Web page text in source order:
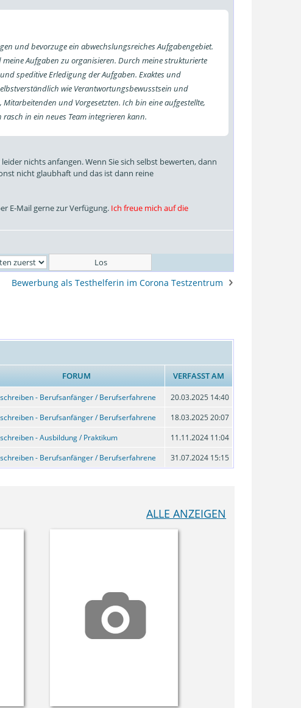
und bevorzuge ein abwechslungsreiches Aufgabengebiet.
Aufgaben zu organisieren. Durch meine strukturierte
speditive Erledigung der Aufgaben. Exaktes und
wie Verantwortungsbewusstsein und
und Vorgesetzten. Ich bin eine aufgestellte,
in ein neues Team integrieren kann.
nichts anfangen. Wenn Sie sich selbst bewerten, dann
nicht glaubhaft und das ist dann reine
E-Mail gerne zur Verfügung. Ich freue mich auf die
Bewerbung als Testhelferin im Corona Testzentrum
FORUM
VERFASST AM
- Berufsanfänger / Berufserfahrene 20.03.2025 14:40
- Berufsanfänger / Berufserfahrene 18.03.2025 20:07
- Ausbildung / Praktikum 11.11.2024 11:04
- Berufsanfänger / Berufserfahrene 31.07.2024 15:15
ALLE ANZEIGEN